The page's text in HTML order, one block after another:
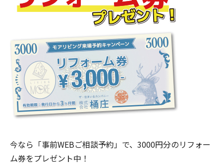
今なら「事前WEBご相談予約」で、3000円分のリフォー
ム券をプレゼント中！